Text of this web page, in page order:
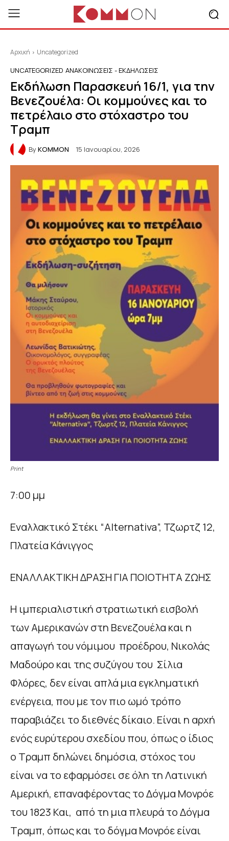
Αρχική Uncategorized
UNCATEGORIZED ΑΝΑΚΟΙΝΩΣΕΙΣ - ΕΚΔΗΛΩΣΕΙΣ
Εκδήλωση Παρασκευή 16/1, για την
Βενεζουέλα: Οι κομμούνες και το
πετρέλαιο στο στόχαστρο του
Τραμπ
ByKOMMON 15 Ιανουαρίου, 2026
Print
7:00 μμ
Εναλλακτικό Στέκι “Alternativa”, Τζωρτζ 12,
Πλατεία Κάνιγγος
ΕΝΑΛΛΑΚΤΙΚΗ ΔΡΑΣΗ ΓΙΑ ΠΟΙΟΤΗΤΑ ΖΩΗΣ
Η ιμπεριαλιστική στρατιωτική εισβολή
των Αμερικανών στη Βενεζουέλα και η
απαγωγή του νόμιμου προέδρου, Νικολάς
Μαδούρο και της συζύγου του Σίλια
Φλόρες, δεν είναι απλά μια εγκληματική
ενέργεια, που με τον πιο ωμό τρόπο
παραβιάζει το διεθνές δίκαιο. Είναι η αρχή
ενός ευρύτερου σχεδίου που, όπως ο ίδιος
ο Τραμπ δηλώνει δημόσια, στόχος του
είναι να το εφαρμόσει σε όλη τη Λατινική
Αμερική, επαναφέροντας το Δόγμα Μονρόε
του 1823 Και, από τη μια πλευρά το Δόγμα
Τραμπ, όπως και το δόγμα Μονρόε είναι